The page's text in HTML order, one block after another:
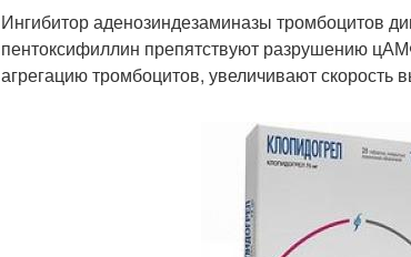
Ингибитор аденозиндезаминазы тромбоцитов
пентоксифиллин препятствуют разрушению
агрегацию тромбоцитов, увеличивают скорость